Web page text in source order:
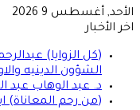
الأحد, أغسطس 9 2026
اخر الأخبار
(كل الزوايا)
الشؤون الدينيه
د. عبد الوهاب عبد
(من رحم المعاناة)